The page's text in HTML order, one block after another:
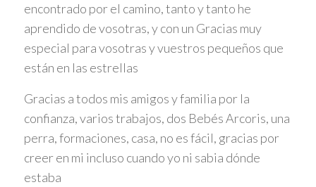
encontrado por el camino, tanto y tanto he
aprendido de vosotras, y con un Gracias muy
especial para vosotras y vuestros pequeños que
están en las estrellas
Gracias a todos mis amigos y familia por la
confianza, varios trabajos, dos Bebés Arcoris, una
perra, formaciones, casa, no es fácil, gracias por
creer en mi incluso cuando yo ni sabia dónde
estaba